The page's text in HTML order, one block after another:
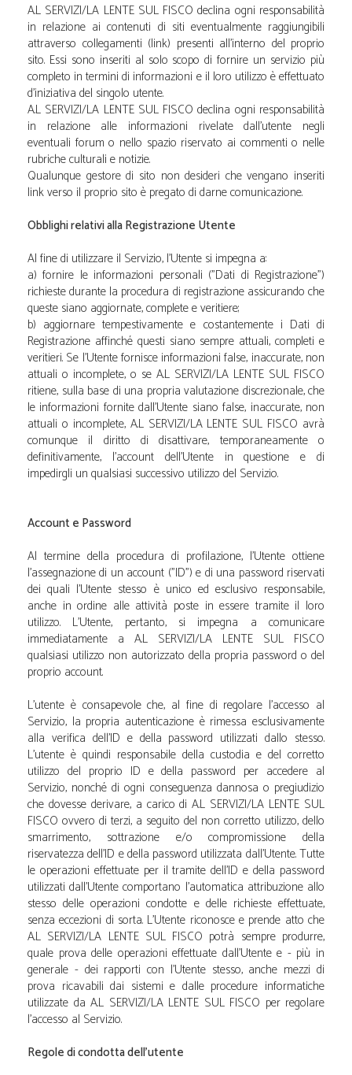
A.L SERVIZI/LA LENTE SUL FISCO declina ogni responsabilità
in relazione ai contenuti di siti eventualmente raggiungibili
attraverso collegamenti (link) presenti all’interno del proprio
sito. Essi sono inseriti al solo scopo di fornire un servizio più
completo in termini di informazioni e il loro utilizzo è effettuato
d’iniziativa del singolo utente.
A.L SERVIZI/LA LENTE SUL FISCO declina ogni responsabilità
in relazione alle informazioni rivelate dall’utente negli
eventuali forum o nello spazio riservato ai commenti o nelle
rubriche culturali e notizie.
Qualunque gestore di sito non desideri che vengano inseriti
link verso il proprio sito è pregato di darne comunicazione.
Obblighi relativi alla Registrazione Utente
Al fine di utilizzare il Servizio, l'Utente si impegna a:
a) fornire le informazioni personali ("Dati di Registrazione")
richieste durante la procedura di registrazione assicurando che
queste siano aggiornate, complete e veritiere;
b) aggiornare tempestivamente e costantemente i Dati di
Registrazione affinché questi siano sempre attuali, completi e
veritieri. Se l'Utente fornisce informazioni false, inaccurate, non
attuali o incomplete, o se A.L SERVIZI/LA LENTE SUL FISCO
ritiene, sulla base di una propria valutazione discrezionale, che
le informazioni fornite dall'Utente siano false, inaccurate, non
attuali o incomplete, A.L SERVIZI/LA LENTE SUL FISCO avrà
comunque il diritto di disattivare, temporaneamente o
definitivamente, l'account dell'Utente in questione e di
impedirgli un qualsiasi successivo utilizzo del Servizio.
Account e Password
Al termine della procedura di profilazione, l'Utente ottiene
l'assegnazione di un account ("ID") e di una password riservati
dei quali l'Utente stesso è unico ed esclusivo responsabile,
anche in ordine alle attività poste in essere tramite il loro
utilizzo. L'Utente, pertanto, si impegna a comunicare
immediatamente a A.L SERVIZI/LA LENTE SUL FISCO
qualsiasi utilizzo non autorizzato della propria password o del
proprio account.
L'utente è consapevole che, al fine di regolare l'accesso al
Servizio, la propria autenticazione è rimessa esclusivamente
alla verifica dell'ID e della password utilizzati dallo stesso.
L'utente è quindi responsabile della custodia e del corretto
utilizzo del proprio ID e della password per accedere al
Servizio, nonché di ogni conseguenza dannosa o pregiudizio
che dovesse derivare, a carico di A.L SERVIZI/LA LENTE SUL
FISCO ovvero di terzi, a seguito del non corretto utilizzo, dello
smarrimento, sottrazione e/o compromissione della
riservatezza dell'ID e della password utilizzata dall'Utente. Tutte
le operazioni effettuate per il tramite dell'ID e della password
utilizzati dall'Utente comportano l'automatica attribuzione allo
stesso delle operazioni condotte e delle richieste effettuate,
senza eccezioni di sorta. L'Utente riconosce e prende atto che
A.L SERVIZI/LA LENTE SUL FISCO potrà sempre produrre,
quale prova delle operazioni effettuate dall'Utente e - più in
generale - dei rapporti con l'Utente stesso, anche mezzi di
prova ricavabili dai sistemi e dalle procedure informatiche
utilizzate da A.L SERVIZI/LA LENTE SUL FISCO per regolare
l'accesso al Servizio.
Regole di condotta dell'utente